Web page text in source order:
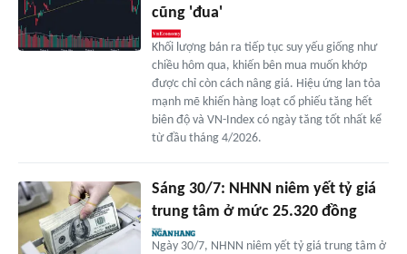
cũng 'đua'
Khối lượng bán ra tiếp tục suy yếu giống như
chiều hôm qua, khiến bên mua muốn khớp
được chỉ còn cách nâng giá. Hiệu ứng lan tỏa
mạnh mẽ khiến hàng loạt cổ phiếu tăng hết
biên độ và VN-Index có ngày tăng tốt nhất kể
từ đầu tháng 4/2026.
Sáng 30/7: NHNN niêm yết tỷ giá
trung tâm ở mức 25.320 đồng
Ngày 30/7, NHNN niêm yết tỷ giá trung tâm ở